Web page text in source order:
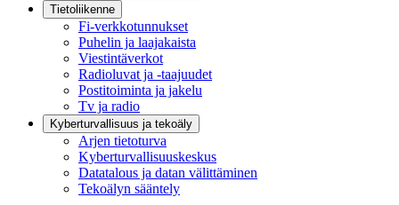
Tietoliikenne
Fi-verkkotunnukset
Puhelin ja laajakaista
Viestintäverkot
Radioluvat ja -taajuudet
Postitoiminta ja jakelu
Tv ja radio
Kyberturvallisuus ja tekoäly
Arjen tietoturva
Kyberturvallisuuskeskus
Datatalous ja datan välittäminen
Tekoälyn sääntely